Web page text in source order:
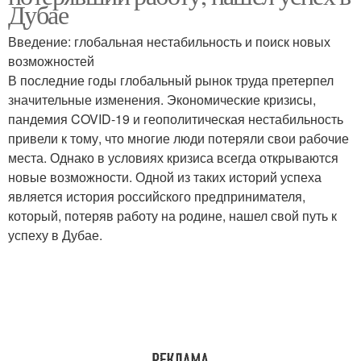
Дубае
Введение: глобальная нестабильность и поиск новых
возможностей
В последние годы глобальный рынок труда претерпел
значительные изменения. Экономические кризисы,
пандемия COVID-19 и геополитическая нестабильность
привели к тому, что многие люди потеряли свои рабочие
места. Однако в условиях кризиса всегда открываются
новые возможности. Одной из таких историй успеха
является история российского предпринимателя,
который, потеряв работу на родине, нашел свой путь к
успеху в Дубае.